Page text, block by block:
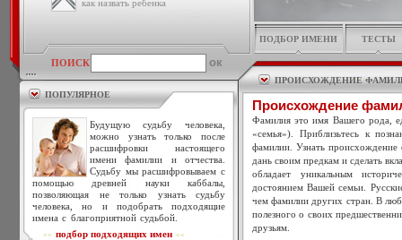
как назвать ребенка
ПОИСК
ПОПУЛЯРНОЕ
Будущую судьбу человека,
можно узнать только после
расшифровки настоящего
имени фамилии и отчества.
Судьбу мы расшифровываем с
помощью древней науки каббалы,
позволяющая не только узнать судьбу
человека, но и подобрать подходящие
имена с благоприятной судьбой.
>> подбор подходящих имен <<
ПОДБОР ИМЕНИ ТЕСТЫ
ПРОИСХОЖДЕНИЕ
Происхождение
Фамилия это имя Вашего рода,
«семья»). Приблизьтесь к
фамилии. Узнать
дань своим предкам и сделать
обладает уникальным
достоянием Вашей семьи.
чем фамилии других стран. В
полезного о своих
друзьям.